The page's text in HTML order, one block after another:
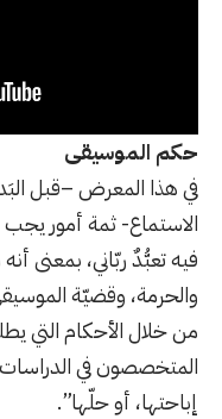
حكم الموسيقى
في هذا المعرض –قبل
الاستماع- ثمة أمور يجب
فيه تعبُّدٌ ربّاني، بمعنى
والحرمة، وقضيّة
من خلال الأحكام التي
المتخصصون في
إباحتها، أو حلّها”.